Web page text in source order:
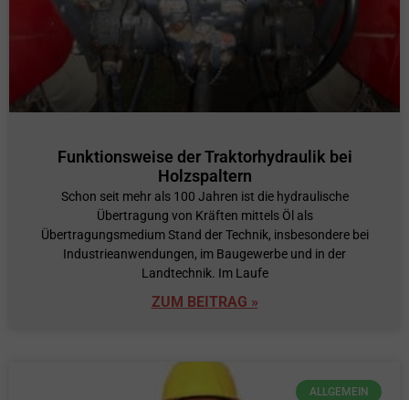
Funktionsweise der Traktorhydraulik bei
Holzspaltern
Schon seit mehr als 100 Jahren ist die hydraulische
Übertragung von Kräften mittels Öl als
Übertragungsmedium Stand der Technik, insbesondere bei
Industrieanwendungen, im Baugewerbe und in der
Landtechnik. Im Laufe
ZUM BEITRAG »
ALLGEMEIN